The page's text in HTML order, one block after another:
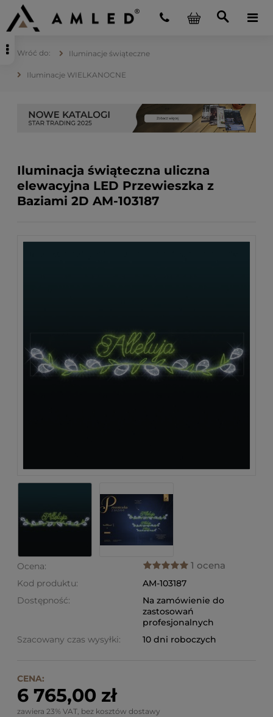
Iluminacje świąteczne
Iluminacje WIELKANOCNE
Iluminacja świąteczna uliczna
elewacyjna LED Przewieszka z
Baziami 2D AM-103187
Ocena: 1 ocena
Kod produktu:
AM-103187
Dostępność:
Na zamówienie do
zastosowań
profesjonalnych
Szacowany czas wysyłki:
10 dni roboczych
CENA:
6 765,00 zł
zawiera 23% VAT, bez kosztów dostawy